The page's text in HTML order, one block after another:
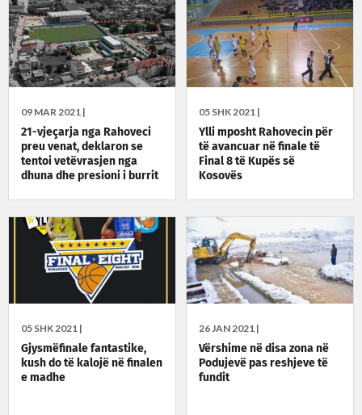
09 MAR 2021 |
21-vjeçarja nga Rahoveci
preu venat, deklaron se
tentoi vetëvrasjen nga
dhuna dhe presioni i burrit
05 SHK 2021 |
Ylli mposht Rahovecin për
të avancuar në finale të
Final 8 të Kupës së
Kosovës
05 SHK 2021 |
Gjysmëfinale fantastike,
kush do të kalojë në finalen
e madhe
26 JAN 2021 |
Vërshime në disa zona në
Podujevë pas reshjeve të
fundit